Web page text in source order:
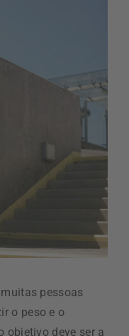
pessoas
o peso e o
objetivo deve ser a